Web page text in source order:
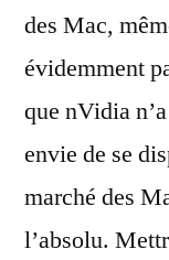
des Mac,
évidemment
que nVidia
envie de se
marché des
l’absolu.